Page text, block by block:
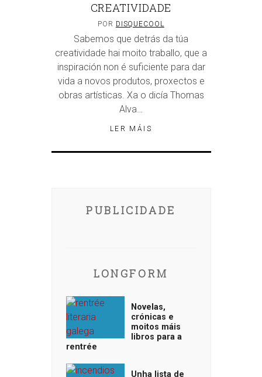
CREATIVIDADE
POR DISQUECOOL
Sabemos que detrás da túa
creatividade hai moito traballo, que a
inspiración non é suficiente para dar
vida a novos produtos, proxectos e
obras artísticas. Xa o dicía Thomas
Alva…
LER MÁIS
PUBLICIDADE
LONGFORM
Novelas,
crónicas e
moitos máis
libros para a
rentrée
Unha lista de